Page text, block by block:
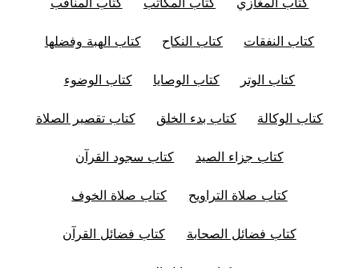
كتاب النفقات كتاب النكاح كتاب الهبة وفضلها
كتاب الوتر كتاب الوصايا كتاب الوضوء
كتاب الوكالة كتاب بدء الخلق كتاب تقصير الصلاة
كتاب جزاء الصيد كتاب سجود القرآن
كتاب صلاة التراويح كتاب صلاة الخوف
كتاب فضائل الصحابة كتاب فضائل القرآن